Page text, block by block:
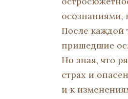
осознаниями,
После каждой
пришедшие
Но зная, что
страх и
и к